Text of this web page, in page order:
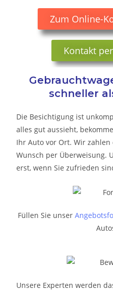
Zum Online-
Kontakt
schneller
Die Besichtigung ist
alles gut aussieht,
Ihr Auto vor Ort. Wir
Wunsch per Überweisung.
erst, wenn Sie zufrieden
Füllen Sie unser
Unsere Experten werden